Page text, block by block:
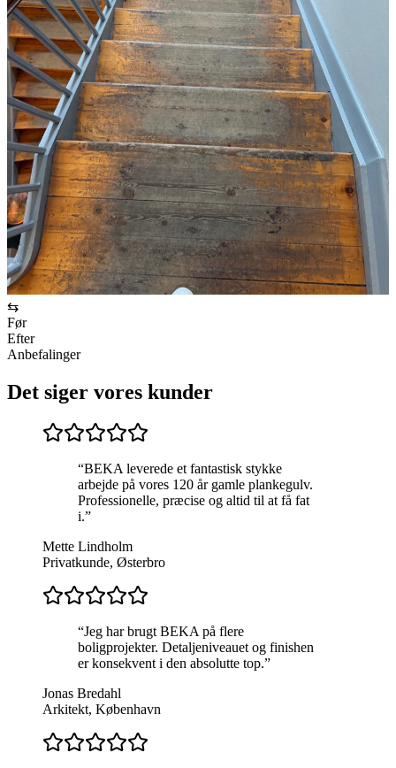
⇆
Før
Efter
Anbefalinger
Det siger vores kunder
“BEKA leverede et fantastisk stykke
arbejde på vores 120 år gamle plankegulv.
Professionelle, præcise og altid til at få fat
i.”
Mette Lindholm
Privatkunde, Østerbro
“Jeg har brugt BEKA på flere
boligprojekter. Detaljeniveauet og finishen
er konsekvent i den absolutte top.”
Jonas Bredahl
Arkitekt, København